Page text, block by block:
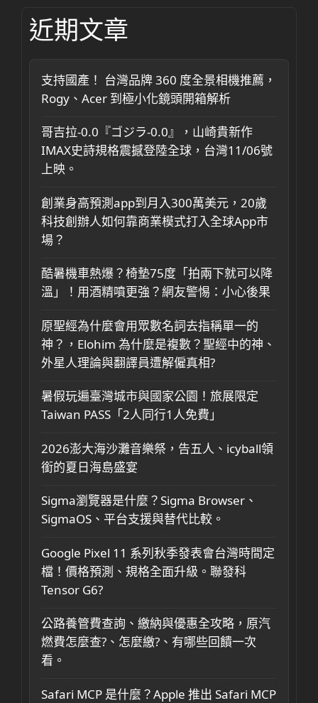
近期文章
支持國產！ 台灣品牌 360 度全景相機推薦，
Rogy、Acer 到極小化鏡頭開箱解析
哥吉拉-0.0『ゴジラ-0.0』，山崎貴新作
IMAX史詩規格震撼登陸全球，台灣11/06號
上映。
創業身高預測app到月入300萬美元，20歲
科技創辦人如何靠商業模式打入全球App市
場？
酷暑機車熱爆？椅墊75度「拍兩下就可以降
溫」！用酒精噴更強？網友警惕：小心後果
原聖經為什麼會用眾數名詞去指稱單一的
神？，Elohim 為什麼是複數？聖經中的神、
外星人理論與翻譯員遭解僱真相?
暑假玩遍臺灣城市與國家公園！旅展限定
Taiwan PASS「2人同行1人免費」
2026澎大海沙灘音樂祭，告五人、icyball領
銜的夏日海島盛宴
Sigma瀏覽器是什麼？Sigma Browser、
SigmaOS、平台支援與替代比較。
Google Pixel 11 系列秋季發表會台灣時間定
檔！價格預測、規格全面升級。聯發科
Tensor G6?
公路養管費查詢、繳納與優惠全攻略，原汽
燃費怎麼查?、怎麼繳?、有哪些回饋一次
看。
Safari MCP 是什麼？Apple 推出 Safari MCP